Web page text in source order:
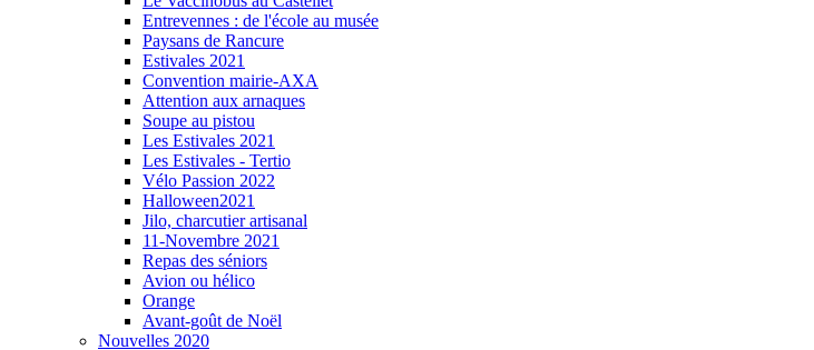
Entrevennes : de l'école au musée
Paysans de Rancure
Estivales 2021
Convention mairie-AXA
Attention aux arnaques
Soupe au pistou
Les Estivales 2021
Les Estivales - Tertio
Vélo Passion 2022
Halloween2021
Jilo, charcutier artisanal
11-Novembre 2021
Repas des séniors
Avion ou hélico
Orange
Avant-goût de Noël
Nouvelles 2020